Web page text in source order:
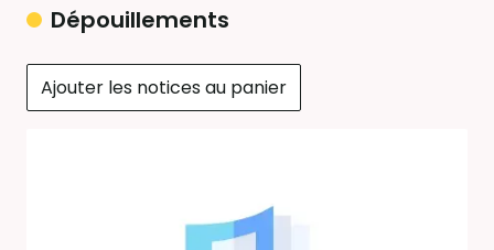
Dépouillements
Ajouter les notices au panier